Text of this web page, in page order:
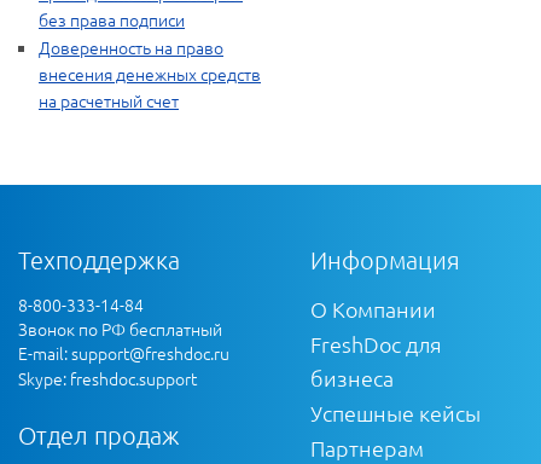
без права подписи
Доверенность на право
внесения денежных средств
на расчетный счет
Техподдержка
8-800-333-14-84
Звонок по РФ бесплатный
E-mail:support@freshdoc.ru
Skype: freshdoc.support
Отдел продаж
Информация
О Компании
FreshDoc для
бизнеса
Успешные кейсы
Партнерам